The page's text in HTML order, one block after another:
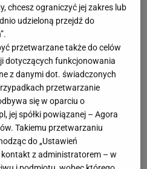
kadrę objął Grbić. I
zawodnik dobrze
Jeszcze w 2015 roku
Polacy odpadli w
ME. Ale w roku
m.in. pokonując nasz
w Krakowie. W
też dotarli do Final
wypadli najlepiej, bo nie
chcesz ograniczyć jej zakres lub
udzieloną przejdź do
przetwarzane także do celów
dotyczących funkcjonowania
z danymi dot. świadczonych
przetwarzanie
się w oparciu o
jej spółki powiązanej – Agora
Takiemu przetwarzaniu
do „Ustawień
z administratorem – w